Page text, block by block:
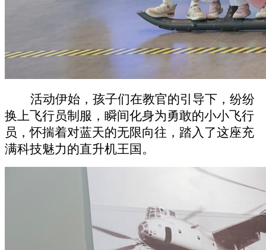
活动伊始，孩子们在教官的引导下 ，纷纷
换上飞行员制服 ，瞬间化身为勇敢的小小飞行
员，怀揣着对蓝天的无限向往，踏入了这座充
满科技魅力的直升机王国。